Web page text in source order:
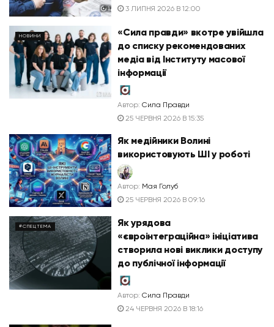
3 ЛИПНЯ 2026 В 12:00
НОВИНИ
«Сила правди» вкотре увійшла
до списку рекомендованих
медіа від Інституту масової
інформації
Автор: Сила Правди
25 ЧЕРВНЯ 2026 В 15:35
Як медійники Волині
використовують ШІ у роботі
Автор: Мая Голуб
25 ЧЕРВНЯ 2026 В 09:16
#СПЕЦТЕМА
Як урядова
«євроінтеграційна» ініціатива
створила нові виклики доступу
до публічної інформації
Автор: Сила Правди
24 ЧЕРВНЯ 2026 В 18:16